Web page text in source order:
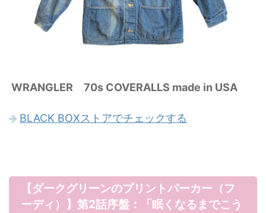
WRANGLER 70s COVERALLS made in USA
BLACK BOXストアでチェックする
【ダークグリーンのプリントパーカー（フ
ーディ）】第2話序盤：「眠くなるまでこう